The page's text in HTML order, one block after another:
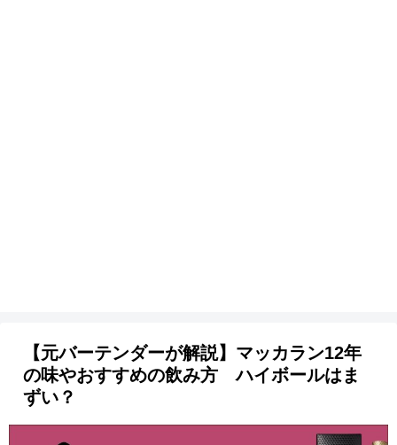
【元バーテンダーが解説】マッカラン12年
の味やおすすめの飲み方 ハイボールはま
ずい？